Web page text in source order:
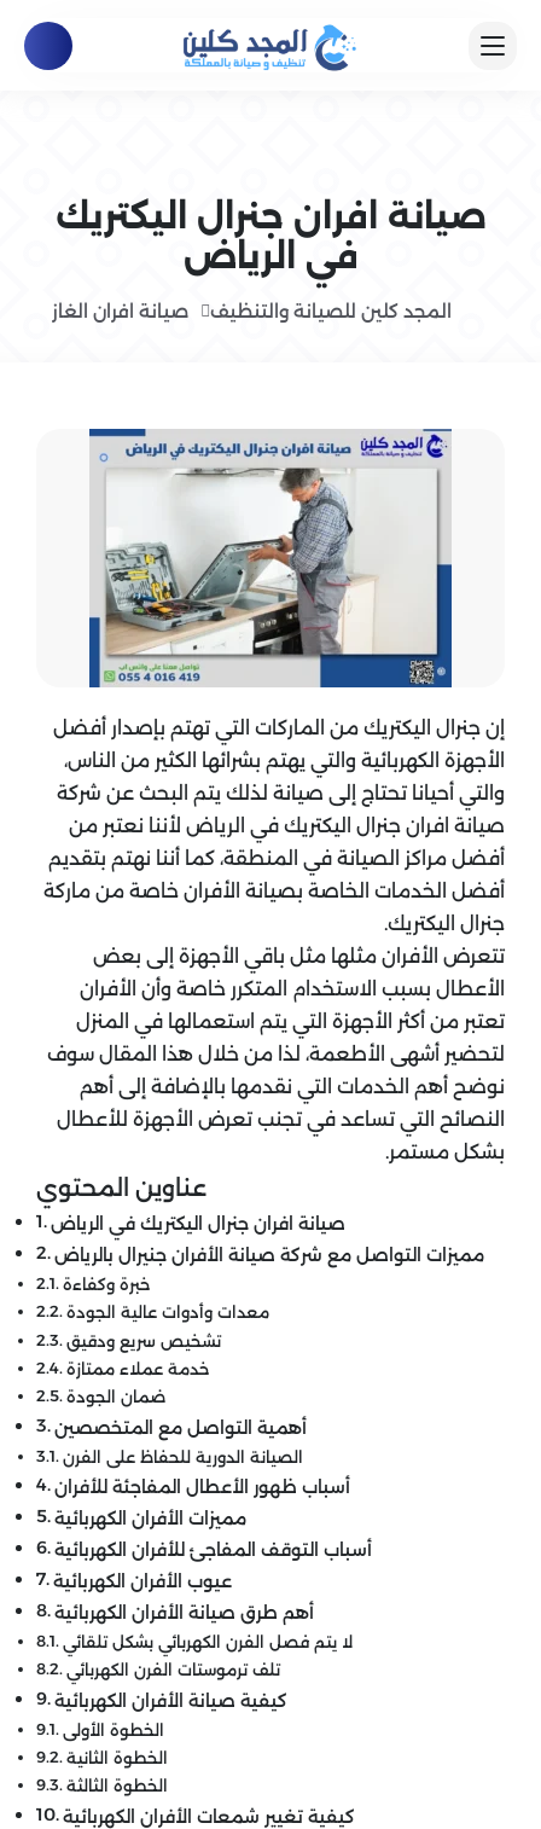
صيانة افران جنرال اليكتريك
في الرياض
المجد كلين للصيانة والتنظيف صيانة افران الغاز
إن جنرال اليكتريك من الماركات التي تهتم بإصدار أفضل
الأجهزة الكهربائية والتي يهتم بشرائها الكثير من الناس،
والتي أحيانا تحتاج إلى صيانة لذلك يتم البحث عن شركة
صيانة افران جنرال اليكتريك في الرياض لأننا نعتبر من
أفضل مراكز الصيانة في المنطقة، كما أننا نهتم بتقديم
أفضل الخدمات الخاصة بصيانة الأفران خاصة من ماركة
جنرال اليكتريك.
تتعرض الأفران مثلها مثل باقي الأجهزة إلى بعض
الأعطال بسبب الاستخدام المتكرر خاصة وأن الأفران
تعتبر من أكثر الأجهزة التي يتم استعمالها في المنزل
لتحضير أشهى الأطعمة، لذا من خلال هذا المقال سوف
نوضح أهم الخدمات التي نقدمها بالإضافة إلى أهم
النصائح التي تساعد في تجنب تعرض الأجهزة للأعطال
بشكل مستمر.
عناوين المحتوي
صيانة افران جنرال اليكتريك في الرياض
مميزات التواصل مع شركة صيانة الأفران جنيرال بالرياض
خبرة وكفاءة
معدات وأدوات عالية الجودة
تشخيص سريع ودقيق
خدمة عملاء ممتازة
ضمان الجودة
أهمية التواصل مع المتخصصين
الصيانة الدورية للحفاظ على الفرن
أسباب ظهور الأعطال المفاجئة للأفران
مميزات الأفران الكهربائية
أسباب التوقف المفاجئ للأفران الكهربائية
عيوب الأفران الكهربائية
أهم طرق صيانة الأفران الكهربائية
لا يتم فصل الفرن الكهربائي بشكل تلقائي
تلف ترموستات الفرن الكهربائي
كيفية صيانة الأفران الكهربائية
الخطوة الأولى
الخطوة الثانية
الخطوة الثالثة
كيفية تغيير شمعات الأفران الكهربائية